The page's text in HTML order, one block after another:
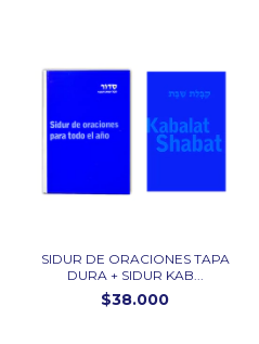
SIDUR DE ORACIONES TAPA
DURA + SIDUR KAB...
$38.000